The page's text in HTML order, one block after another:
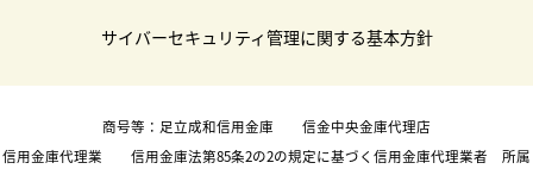
サイバーセキュリティ管理に関する基本方針
商号等：足立成和信用金庫 信金中央金庫代理店
信用金庫代理業 信用金庫法第85条2の2の規定に基づく信用金庫代理業者 所属